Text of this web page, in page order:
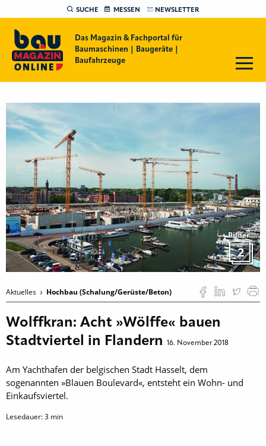
SUCHE MESSEN NEWSLETTER
Das Magazin & Fachportal für
Baumaschinen | Baugeräte |
Baufahrzeuge
Bilder
2
Aktuelles Hochbau (Schalung/Gerüste/Beton)
Wolffkran: Acht »Wölffe« bauen
Stadtviertel in Flandern
16. November 2018
Am Yachthafen der belgischen Stadt Hasselt, dem
sogenannten »Blauen Boulevard«, entsteht ein Wohn- und
Einkaufsviertel.
Lesedauer:3 min